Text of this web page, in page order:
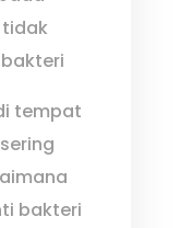
tempat
bakteri